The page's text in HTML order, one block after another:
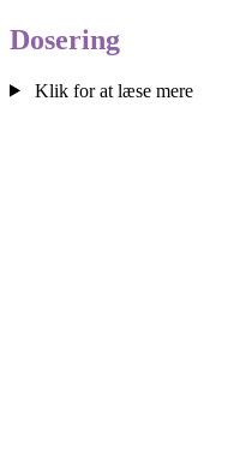
Dose­ring
Klik for at læse mere